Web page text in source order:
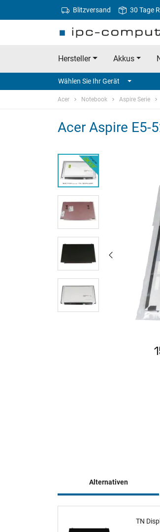
Blitzversand 30 Tage
Hersteller Akkus
Wählen Sie Ihr Gerät
Acer Notebook Aspire Serie
Acer Aspire E5-
Alternativen
TN